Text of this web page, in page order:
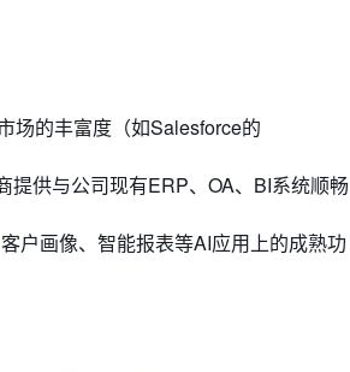
场的丰富度（如Salesforce的
提供与公司现有ERP、OA、BI系统顺畅
户画像、智能报表等AI应用上的成熟功